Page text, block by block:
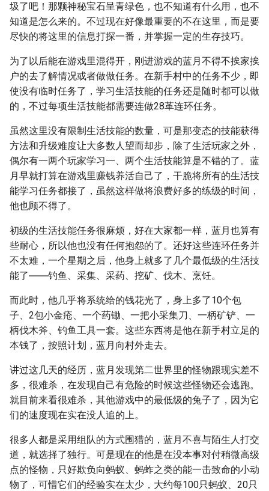
圾了吧！那颗神秘宝石呈青绿色，也不知道有什么用，也不
知道是怎么来的。不过现在好像最重要的不在这里，而是要
尽快的将这里的信息打探一番，并掌握一定的生存技巧。
为了以后能在游戏里混得开，刚进游戏的蓝月不得不挨家挨
户的去了解情况或者做做任务。在新手村中的任务不少，即
使没有临时任务了，学习生活技能的任务还是随时都可以做
的，不过每项生活技能都需要连做28革连环任务。
虽然这里没有限制生活技能的数量，可是那变态的技能获得
方法和升级难度让大多数人望而却步，除了生活玩家之外，
偶尔有一两个玩家学习一、两个生活技能算是不错的了。蓝
月早就打算在游戏里赚钱养活自己了，干脆将所有的生活技
能学习任务都接了，虽然这样做将浪费好多的练级的时间，
他也顾不得了。
初级的生活技能任务很麻烦，好在大家都一样，蓝月也算有
些耐心，所以他也没有任何抱怨的了。还好这些连环任务并
不太难，一个星期之后，他身上就多了几个最低级的生活技
能了――钓鱼、采集、采药、挖矿、伐木、烹饪。
而此时，他几乎将系统给的钱花光了，身上多了10个包
子、2包小金疮、一个药锄、一把小采集刀、一柄矿铲、一
柄伐木斧、钓鱼工具一套。这些东西将是他在新手村立足的
本钱了，按照计划，蓝月向村外走去。
讲过这几天的经历，蓝月发现第二世界里的怪物跟现实差不
多，很难杀，在发现自己有危险的时候这些怪物还会逃跑。
就目前来看很难杀，其他游戏中的最低级的兔子了，因为它
们的速度现在实在没人追的上。
很多人都是采用组队的方式围猎的，蓝月不喜与陌生人打交
道，就选择了独行。可是现在的他是在没本事对付稍微高级
点的怪物，只好欺负向蚂蚁、蚂蚱之类的能一击致命的小动
物了，可惜它们的经验实在太少，大约每100只蚂蚁、20只